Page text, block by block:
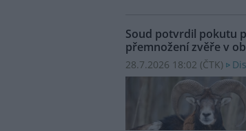
Soud potvrdil pokutu
přemnožení zvěře v
28.7.2026 18:02 (ČTK)